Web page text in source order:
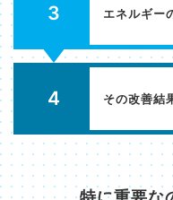
3 エネルギー
4 その改善結